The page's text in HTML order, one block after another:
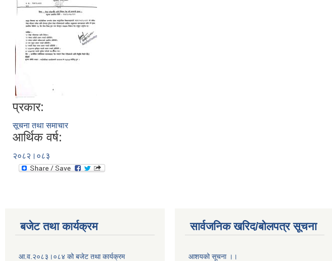
प्रकार:
सूचना तथा समाचार
आर्थिक वर्ष:
२०८२।०८३
बजेट तथा कार्यक्रम
आ.व.२०८३।०८४ को बजेट तथा कार्यक्रम
सार्वजनिक खरिद/बोलपत्र सूचना
आशयको सूचना ।।